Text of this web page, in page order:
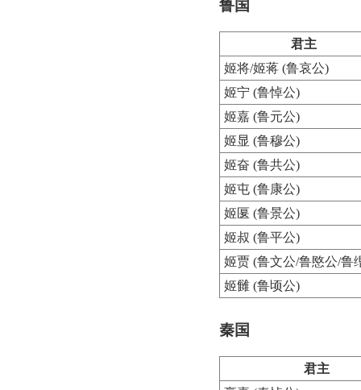
鲁国
君主
姬将/姬蒋 (鲁哀公)
姬宁 (鲁悼公)
姬嘉 (鲁元公)
姬显 (鲁穆公)
姬奋 (鲁共公)
姬屯 (鲁康公)
姬匽 (鲁景公)
姬叔 (鲁平公)
姬贾 (鲁文公/鲁愍公/鲁
姬雠 (鲁顷公)
秦国
君主